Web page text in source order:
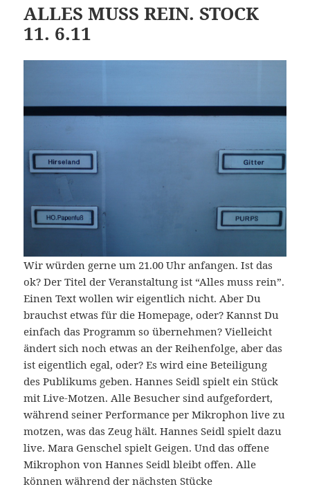
ALLES MUSS REIN. STOCK
11. 6.11
Wir würden gerne um 21.00 Uhr anfangen. Ist das
ok? Der Titel der Veranstaltung ist “Alles muss rein”.
Einen Text wollen wir eigentlich nicht. Aber Du
brauchst etwas für die Homepage, oder? Kannst Du
einfach das Programm so übernehmen? Vielleicht
ändert sich noch etwas an der Reihenfolge, aber das
ist eigentlich egal, oder? Es wird eine Beteiligung
des Publikums geben. Hannes Seidl spielt ein Stück
mit Live-Motzen. Alle Besucher sind aufgefordert,
während seiner Performance per Mikrophon live zu
motzen, was das Zeug hält. Hannes Seidl spielt dazu
live. Mara Genschel spielt Geigen. Und das offene
Mikrophon von Hannes Seidl bleibt offen. Alle
können während der nächsten Stücke